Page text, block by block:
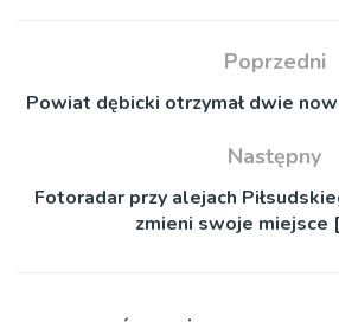
Poprzedni
Powiat dębicki otrzymał dwie
Następny
Fotoradar przy alejach
zmieni swoje miejsce